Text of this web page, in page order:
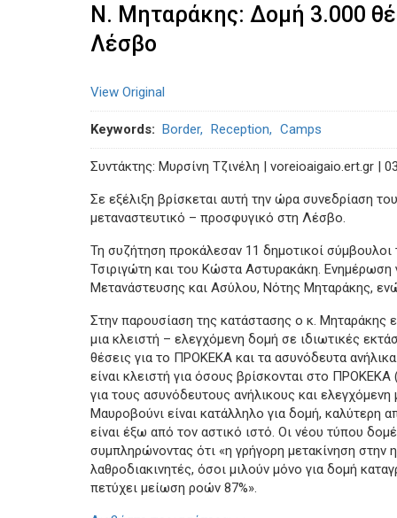
Ν. Μηταράκης: Δομή 3.000
Λέσβο
View Original
Keywords Border Reception Camps
Συντάκτης: Μυρσίνη Τζινέλη | voreioaigaio.ert.gr |
Σε εξέλιξη βρίσκεται αυτή την ώρα συνεδρίαση
μεταναστευτικό – προσφυγικό στη Λέσβο.
Τη συζήτηση προκάλεσαν 11 δημοτικοί
Τσιριγώτη και του Κώστα Αστυρακάκη. Ενημέρωση
Μετανάστευσης και Ασύλου, Νότης Μηταράκης,
Στην παρουσίαση της κατάστασης ο κ. Μηταράκης
μια κλειστή – ελεγχόμενη δομή σε ιδιωτικές
θέσεις για το ΠΡΟΚΕΚΑ και τα ασυνόδευτα
είναι κλειστή για όσους βρίσκονται στο
για τους ασυνόδευτους ανήλικους και
Μαυροβούνι είναι κατάλληλο για δομή, καλύτερη
είναι έξω από τον αστικό ιστό. Οι νέου τύπου
συμπληρώνοντας ότι «η γρήγορη μετακίνηση
λαθροδιακινητές, όσοι μιλούν μόνο για δομή
πετύχει μείωση ροών 87%».